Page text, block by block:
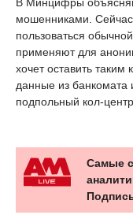
В Минцифры
мошенниками.
пользоваться
применяют для
хочет оставить
данные из банкомата
подпольный кол-
Самые